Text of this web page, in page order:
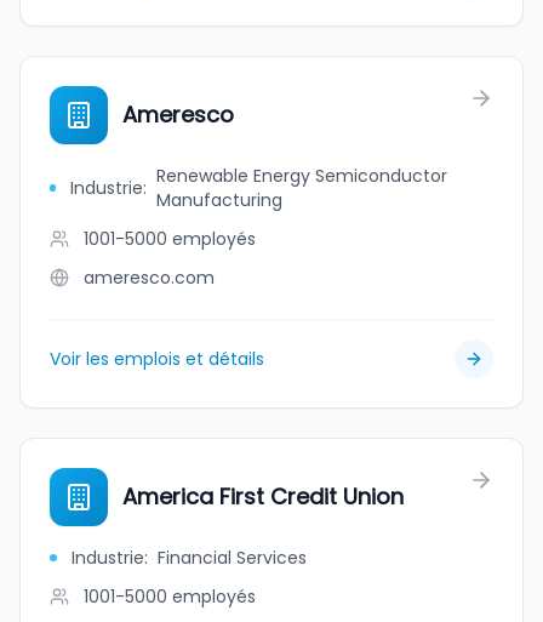
Ameresco
Industrie: Renewable Energy Semiconductor
Manufacturing
1001-5000 employés
ameresco.com
Voir les emplois et détails
America First Credit Union
Industrie: Financial Services
1001-5000 employés